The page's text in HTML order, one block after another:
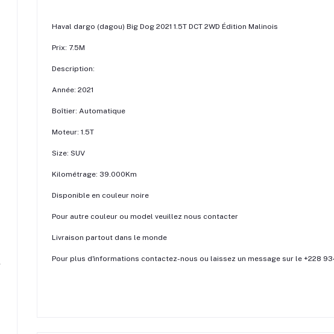
Haval dargo (dagou) Big Dog 2021 1.5T DCT 2WD Édition Malinois
Prix: 7.5M
Description:
Année: 2021
Boîtier: Automatique
Moteur: 1.5T
Size: SUV
Kilométrage: 39.000Km
Disponible en couleur noire
Pour autre couleur ou model veuillez nous contacter
Livraison partout dans le monde
Pour plus d'informations contactez-nous ou laissez un message sur le +228